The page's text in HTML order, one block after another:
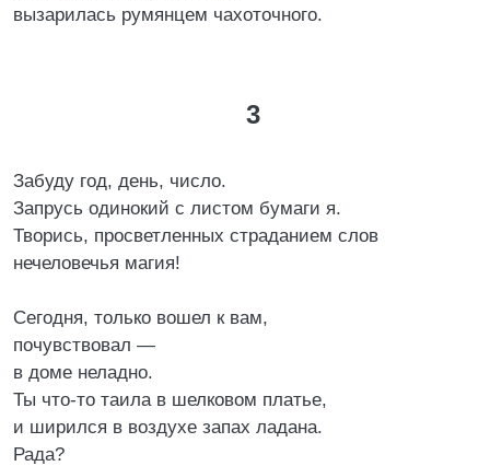
вызарилась румянцем чахоточного.
3
Забуду год, день, число.
Запрусь одинокий с листом бумаги я.
Творись, просветленных страданием слов
нечеловечья магия!
Сегодня, только вошел к вам,
почувствовал —
в доме неладно.
Ты что-то таила в шелковом платье,
и ширился в воздухе запах ладана.
Рада?